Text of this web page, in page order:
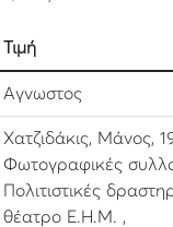
Τιμή
Αγνωστος
Χατζιδάκις, Μάνος,
Φωτογραφικές
Πολιτιστικές
θέατρο Ε.Η.Μ. ,